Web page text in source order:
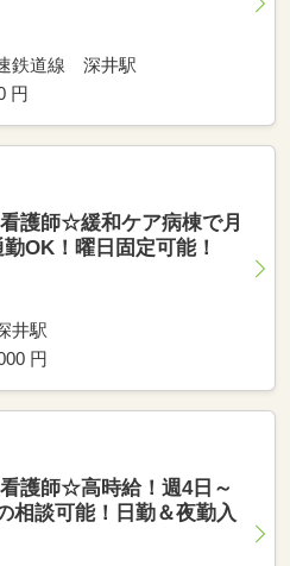
鉄道線 深井駅
円
護師☆緩和ケア病棟で月
OK！曜日固定可能！
井駅
円
護師☆高時給！週4日～
相談可能！日勤＆夜勤入